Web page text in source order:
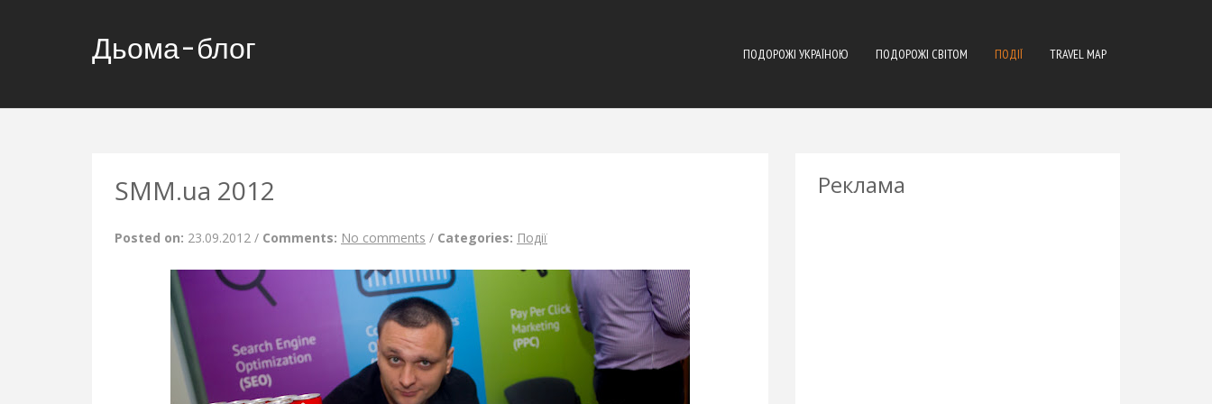
Дьома-блог ПОДОРОЖІ УКРАЇНОЮ ПОДОРОЖІ СВІТОМ ПОДІЇ TRAVEL MAP
SMM.ua 2012
Posted on: 23.09.2012 / Comments: No comments / Categories: Події
Реклама